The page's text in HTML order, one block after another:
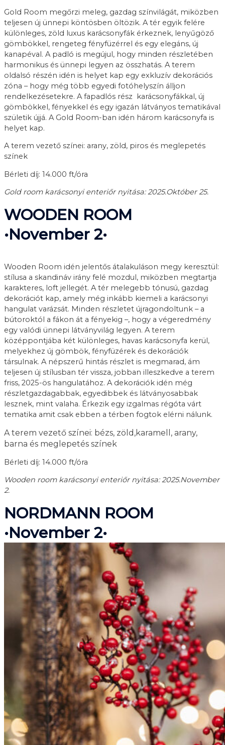
Gold Room megőrzi meleg, gazdag színvilágát, miközben
teljesen új ünnepi köntösben öltözik. A tér egyik felére
különleges, zöld luxus karácsonyfák érkeznek, lenyűgöző
gömbökkel, rengeteg fényfüzérrel és egy elegáns, új
kanapéval. A padló is megújul, hogy minden részletében
harmonikus és ünnepi legyen az összhatás. A terem
oldalsó részén idén is helyet kap egy exkluzív dekorációs
zóna – hogy még több egyedi fotóhelyszín álljon
rendelkezésetekre. A fapadlós rész karácsonyfákkal, új
gömbökkel, fényekkel és egy igazán látványos tematikával
születik újjá. A Gold Room-ban idén három karácsonyfa is
helyet kap.
A terem vezető színei: arany, zöld, piros és meglepetés
színek
Bérleti díj: 14.000 ft/óra
Gold room karácsonyi enteriőr nyitása: 2025.Október 25.
WOODEN ROOM
•November 2•
Wooden Room idén jelentős átalakuláson megy keresztül:
stílusa a skandináv irány felé mozdul, miközben megtartja
karakteres, loft jellegét. A tér melegebb tónusú, gazdag
dekorációt kap, amely még inkább kiemeli a karácsonyi
hangulat varázsát. Minden részletet újragondoltunk – a
bútoroktól a fákon át a fényekig –, hogy a végeredmény
egy valódi ünnepi látványvilág legyen. A terem
középpontjába két különleges, havas karácsonyfa kerül,
melyekhez új gömbök, fényfüzérek és dekorációk
társulnak. A népszerű hintás részlet is megmarad, ám
teljesen új stílusban tér vissza, jobban illeszkedve a terem
friss, 2025-ös hangulatához. A dekorációk idén még
részletgazdagabbak, egyedibbek és látványosabbak
lesznek, mint valaha. Érkezik egy izgalmas régóta várt
tematika amit csak ebben a térben fogtok elérni nálunk.
A terem vezető színei: bézs, zöld,karamell, arany,
barna és meglepetés színek
Bérleti díj: 14.000 ft/óra
Wooden room karácsonyi enteriőr nyitása: 2025.November
2.
NORDMANN ROOM
•November 2•